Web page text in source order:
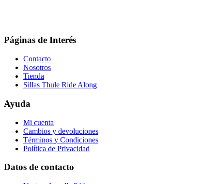
Páginas de Interés
Contacto
Nosotros
Tienda
Sillas Thule Ride Along
Ayuda
Mi cuenta
Cambios y devoluciones
Términos y Condiciones
Política de Privacidad
Datos de contacto